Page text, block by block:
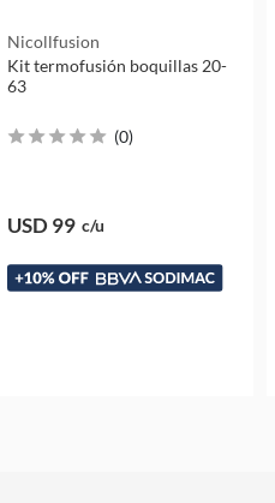
Nicollfusion
Kit termofusión boquillas 20-
63
(0)
USD 99 c/u